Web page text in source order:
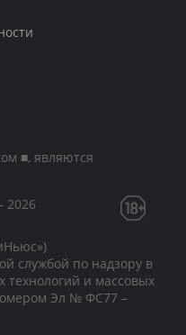
■, являются
2026
службой по надзору в
и массовых
Эл № ФС77 –